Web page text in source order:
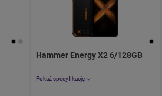
. Cena jednorazowo 1.23złz umową
Hammer Energy X2 6/128GB
Pokaż specyfikację